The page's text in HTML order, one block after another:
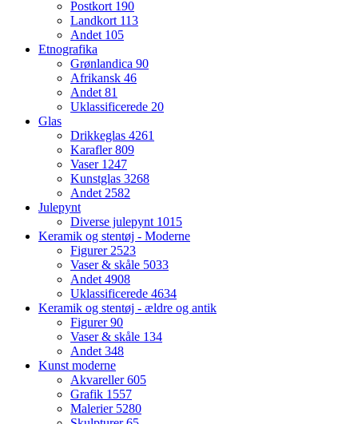
Postkort 190
Landkort 113
Andet 105
Etnografika
Grønlandica 90
Afrikansk 46
Andet 81
Uklassificerede 20
Glas
Drikkeglas 4261
Karafler809
Vaser 1247
Kunstglas 3268
Andet 2582
Julepynt
Diverse julepynt 1015
Keramik og stentøj - Moderne
Figurer 2523
Vaser & skåle 5033
Andet 4908
Uklassificerede 4634
Keramik og stentøj - ældre og antik
Figurer90
Vaser & skåle 134
Andet 348
Kunst moderne
Akvareller605
Grafik 1557
Malerier 5280